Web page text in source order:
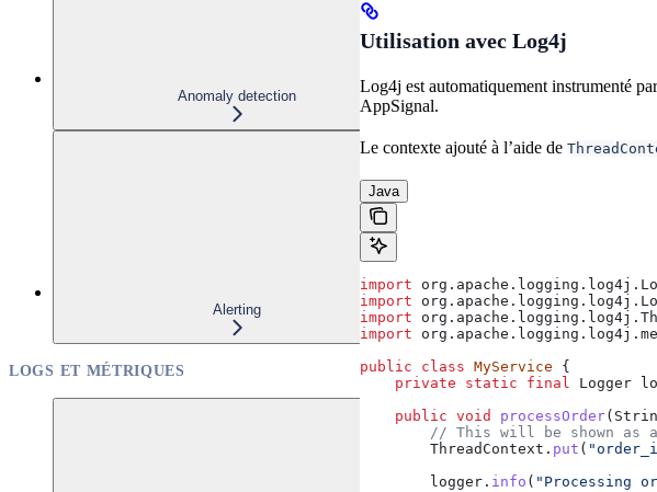
Anomaly detection
Alerting
LOGS ET MÉTRIQUES
Utilisation avec Log4j
Log4j est automatiquement instrumenté
AppSignal.
Le contexte ajouté à l’aide de
Java
import
import
import
import
public class MyService {
    private
static final Logger
    public
void processOrder(
// This will be shown as
        ThreadContext
. put (
        logger
. info ( "Processing